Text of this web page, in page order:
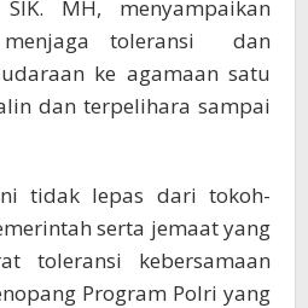
MH, menyampaikan
toleransi dan
ke agamaan satu
dan terpelihara sampai
tidak lepas dari tokoh-
serta jemaat yang
toleransi kebersamaan
Program Polri yang